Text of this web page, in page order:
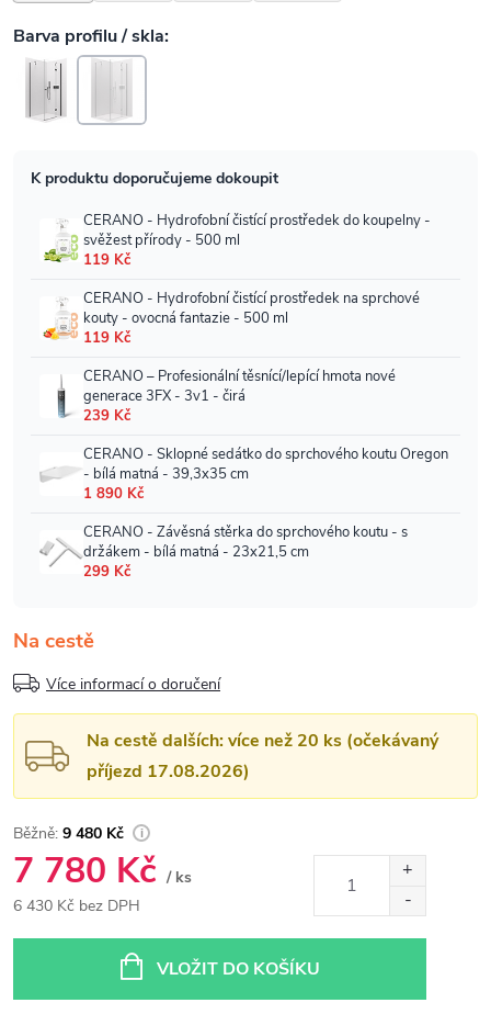
Na cestě
Více informací o doručení
Na cestě dalších: více než 20 ks (očekávaný
příjezd 17.08.2026)
9 480 Kč
7 780 Kč / ks
6 430 Kč bez DPH
VLOŽIT DO KOŠÍKU